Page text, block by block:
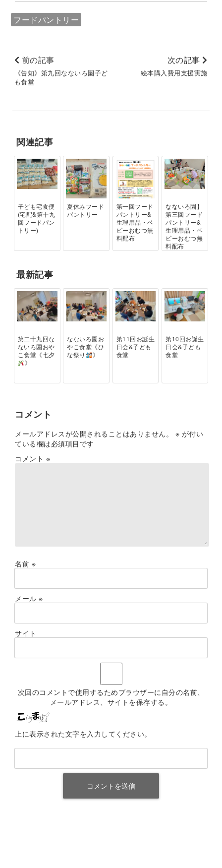
フードパントリー
前の記事
《告知》第九回なないろ園子ど
も食堂
次の記事
絵本購入費用支援実施
関連記事
子ども宅食便
(宅配&第十九
回フードパン
トリー)
夏休みフード
パントリー
第一回フード
パントリー&
生理用品・ベ
ビーおむつ無
料配布
なないろ園】
第三回フード
パントリー&
生理用品・ベ
ビーおむつ無
料配布
最新記事
第二十九回な
ないろ園おや
こ食堂《七夕
》
なないろ園お
やこ食堂《ひ
な祭り
》
第11回お誕生
日会&子ども
食堂
第10回お誕生
日会&子ども
食堂
コメント
メールアドレスが公開されることはありません。 ※ が付い
ている欄は必須項目です
コメント ※
名前 ※
メール ※
サイト
次回のコメントで使用するためブラウザーに自分の名前、
メールアドレス、サイトを保存する。
上に表示された文字を入力してください。